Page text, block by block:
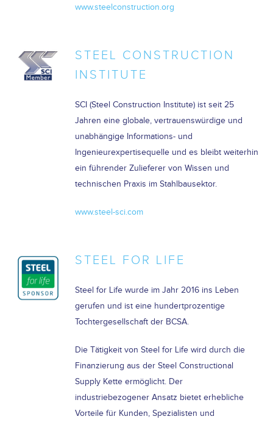
www.steelconstruction.org
STEEL CONSTRUCTION
INSTITUTE
SCI (Steel Construction Institute) ist seit 25
Jahren eine globale, vertrauenswürdige und
unabhängige Informations- und
Ingenieurexpertisequelle und es bleibt weiterhin
ein führender Zulieferer von Wissen und
technischen Praxis im Stahlbausektor.
www.steel-sci.com
STEEL FOR LIFE
Steel for Life wurde im Jahr 2016 ins Leben
gerufen und ist eine hundertprozentige
Tochtergesellschaft der BCSA.
Die Tätigkeit von Steel for Life wird durch die
Finanzierung aus der Steel Constructional
Supply Kette ermöglicht. Der
industriebezogener Ansatz bietet erhebliche
Vorteile für Kunden, Spezialisten und